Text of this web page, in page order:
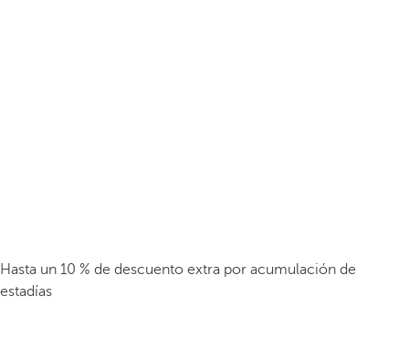
Hasta un 10 % de descuento extra por acumulación de
estadías